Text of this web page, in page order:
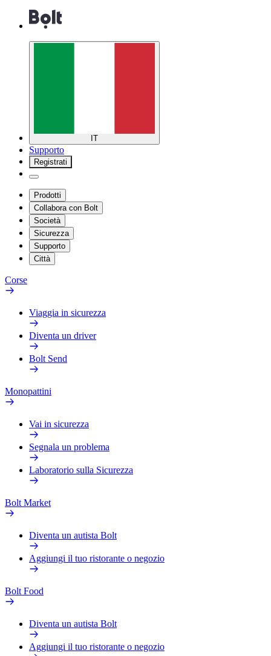
IT
Supporto
Registrati
Prodotti
Collabora con Bolt
Società
Sicurezza
Supporto
Città
Corse
Viaggia in sicurezza
Diventa un driver
Bolt Send
Monopattini
Vai in sicurezza
Segnala un problema
Laboratorio sulla Sicurezza
Bolt Market
Diventa un autista Bolt
Aggiungi il tuo ristorante o negozio
Bolt Food
Diventa un autista Bolt
Aggiungi il tuo ristorante o negozio